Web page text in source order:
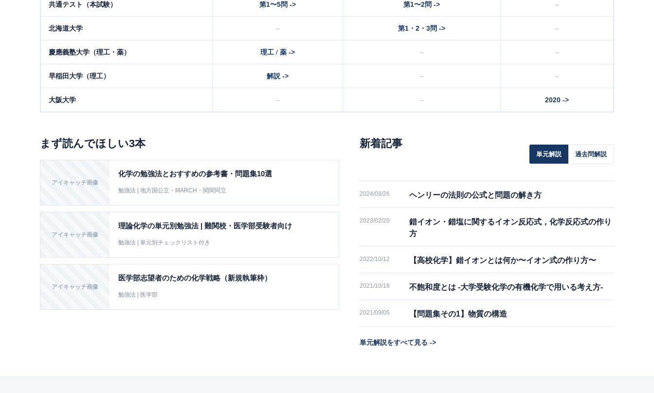
共通テスト（本試験） 第1〜5問 -> 第1〜2問 -> –
北海道大学 – 第1・2・3問 -> –
慶應義塾大学（理工・薬） 理工 / 薬 -> – –
早稲田大学（理工） 解説 -> – –
大阪大学 – – 2020 ->
まず読んでほしい3本
アイキャッチ画像
化学の勉強法とおすすめの参考書・問題集10選
勉強法 | 地方国公立・MARCH・関関同立
アイキャッチ画像
理論化学の単元別勉強法 | 難関校・医学部受験者向け
勉強法 | 単元別チェックリスト付き
アイキャッチ画像
医学部志望者のための化学戦略（新規執筆枠）
勉強法 | 医学部
新着記事
単元解説 過去問解説
2024/09/26 ヘンリーの法則の公式と問題の解き方
2023/02/20
錯イオン・錯塩に関するイオン反応式，化学反応式の作り
方
2022/10/12 【高校化学】錯イオンとは何か〜イオン式の作り方〜
2021/10/18 不飽和度とは -大学受験化学の有機化学で用いる考え方-
2021/09/05 【問題集その1】物質の構造
単元解説をすべて見る ->